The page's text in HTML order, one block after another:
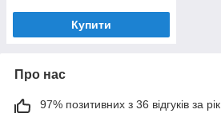
Купити
Про нас
97% позитивних з 36 відгуків за рік